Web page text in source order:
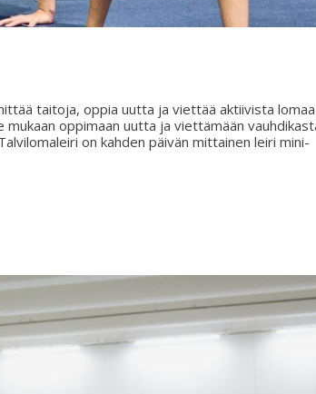
taitoja, oppia uutta ja viettää aktiivista lomaa
oppimaan uutta ja viettämään
on kahden päivän mittainen leiri mini-